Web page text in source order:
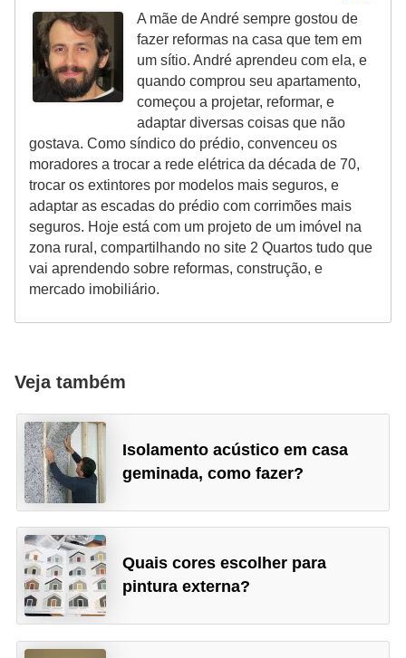
A mãe de André sempre gostou de
fazer reformas na casa que tem em
um sítio. André aprendeu com ela, e
quando comprou seu apartamento,
começou a projetar, reformar, e
adaptar diversas coisas que não
gostava. Como síndico do prédio, convenceu os
moradores a trocar a rede elétrica da década de 70,
trocar os extintores por modelos mais seguros, e
adaptar as escadas do prédio com corrimões mais
seguros. Hoje está com um projeto de um imóvel na
zona rural, compartilhando no site 2 Quartos tudo que
vai aprendendo sobre reformas, construção, e
mercado imobiliário.
Veja também
Isolamento acústico em casa
geminada, como fazer?
Quais cores escolher para
pintura externa?